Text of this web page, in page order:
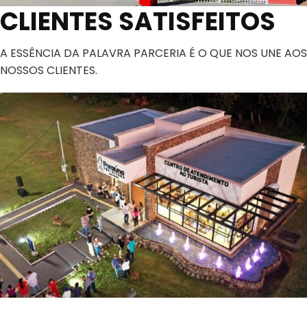
CLIENTES SATISFEITOS
A ESSÊNCIA DA PALAVRA PARCERIA É O QUE NOS UNE AOS
NOSSOS CLIENTES.